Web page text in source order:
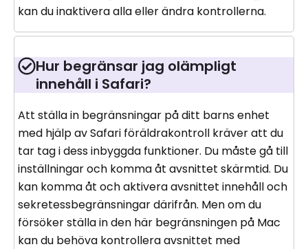
kan du inaktivera alla eller ändra kontrollerna.
Hur begränsar jag olämpligt
innehåll i Safari?
Att ställa in begränsningar på ditt barns enhet
med hjälp av Safari föräldrakontroll kräver att du
tar tag i dess inbyggda funktioner. Du måste gå till
inställningar och komma åt avsnittet skärmtid. Du
kan komma åt och aktivera avsnittet innehåll och
sekretessbegränsningar därifrån. Men om du
försöker ställa in den här begränsningen på Mac
kan du behöva kontrollera avsnittet med